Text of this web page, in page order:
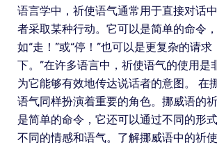
语言学中，祈使语气通常用于直接对话
者采取某种行动。它可以是简单的命令
如“走！”或“停！”也可以是更复杂的请求
下。”在许多语言中，祈使语气的使用是
为它能够有效地传达说话者的意图。 在
语气同样扮演着重要的角色。挪威语的
是简单的命令，它还可以通过不同的形
不同的情感和语气。了解挪威语中的祈